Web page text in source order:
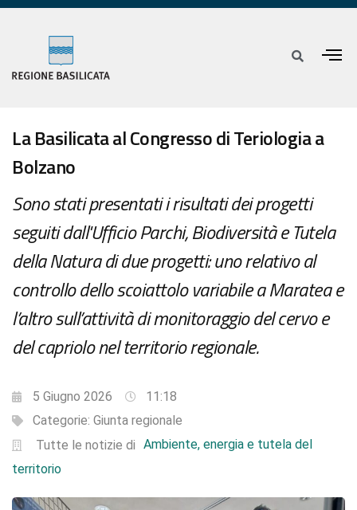
La Basilicata al Congresso di Teriologia a
Bolzano
Sono stati presentati i risultati dei progetti
seguiti dall'Ufficio Parchi, Biodiversità e Tutela
della Natura di due progetti: uno relativo al
controllo dello scoiattolo variabile a Maratea e
l’altro sull’attività di monitoraggio del cervo e
del capriolo nel territorio regionale.
5 Giugno 2026
11:18
Categorie: Giunta regionale
Tutte le notizie di Ambiente, energia e tutela del
territorio